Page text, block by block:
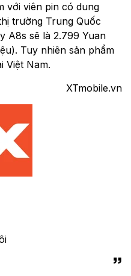
với viên pin có dung
trường Trung Quốc
A8s sẽ là 2.799 Yuan
Tuy nhiên sản phẩm
Việt Nam.
XTmobile.vn